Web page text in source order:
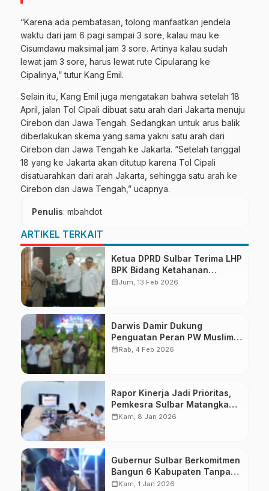
“Karena ada pembatasan, tolong manfaatkan jendela
waktu dari jam 6 pagi sampai 3 sore, kalau mau ke
Cisumdawu maksimal jam 3 sore. Artinya kalau sudah
lewat jam 3 sore, harus lewat rute Cipularang ke
Cipalinya,” tutur Kang Emil.
Selain itu, Kang Emil juga mengatakan bahwa setelah 18
April, jalan Tol Cipali dibuat satu arah dari Jakarta menuju
Cirebon dan Jawa Tengah. Sedangkan untuk arus balik
diberlakukan skema yang sama yakni satu arah dari
Cirebon dan Jawa Tengah ke Jakarta. “Setelah tanggal
18 yang ke Jakarta akan ditutup karena Tol Cipali
disatuarahkan dari arah Jakarta, sehingga satu arah ke
Cirebon dan Jawa Tengah,” ucapnya.
Penulis: mbahdot
ARTIKEL TERKAIT
Ketua DPRD Sulbar Terima LHP
BPK Bidang Ketahanan
Pangan
calendar_monthJum, 13 Feb 2026
Darwis Damir Dukung
Penguatan Peran PW Muslimat
NU di Era Modern
calendar_monthRab, 4 Feb 2026
Rapor Kinerja Jadi Prioritas,
Pemkesra Sulbar Matangkan
Persiapan LKjIP dan LPPD
calendar_monthKam, 8 Jan 2026
Gubernur Sulbar Berkomitmen
Bangun 6 Kabupaten Tanpa
Pilih Kasih
calendar_monthKam, 1 Jan 2026